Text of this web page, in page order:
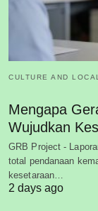
CULTURE AND
Mengapa
Wujudkan
GRB Project -
total pendanaan
kesetaraan…
2 days ago